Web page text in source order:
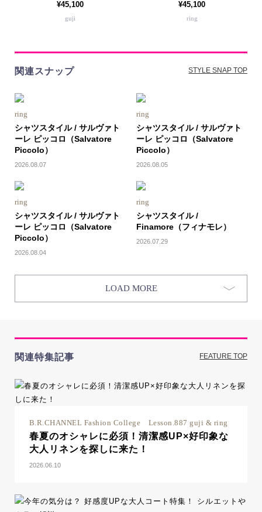
¥45,100
guji
¥45,100
ring
関連スナップ STYLE SNAP TOP
ring
シャツスタイル / サルヴァト
ーレ ピッコロ（Salvatore
Piccolo）
2026.08.07
ring
シャツスタイル / サルヴァト
ーレ ピッコロ（Salvatore
Piccolo）
2026.08.05
ring
シャツスタイル / サルヴァト
ーレ ピッコロ（Salvatore
Piccolo）
2026.08.04
ring
シャツスタイル /
Finamore（フィナモレ）
2026.07.29
LOAD MORE
関連特集記事 FEATURE TOP
B.R.CHANNEL Fashion College Lesson.887 guji & ring
春夏のオシャレに必須！清潔感UP×好印象な
大人リネンを探しに来た！
2026.06.10